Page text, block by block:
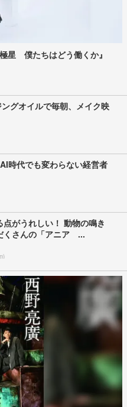
星 僕たちはどう働くか』
グオイルで毎朝、メイク映
時代でも変わらない経営者
がうれしい！ 動物の鳴き
くさんの「アニア ...